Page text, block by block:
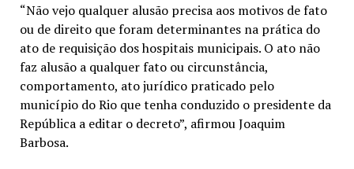
“Não vejo qualquer alusão precisa aos motivos de fato
ou de direito que foram determinantes na prática do
ato de requisição dos hospitais municipais. O ato não
faz alusão a qualquer fato ou circunstância,
comportamento, ato jurídico praticado pelo
município do Rio que tenha conduzido o presidente da
República a editar o decreto”, afirmou Joaquim
Barbosa.